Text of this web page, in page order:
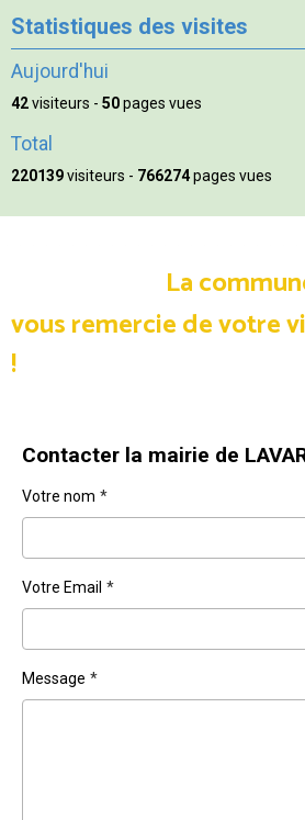
Statistiques des visites
Aujourd'hui
42visiteurs - 50pages vues
Total
220139visiteurs - 766274pages vues
La
vous remercie de votre
!
Contacter la mairie de
Votre nom
Votre Email
Message